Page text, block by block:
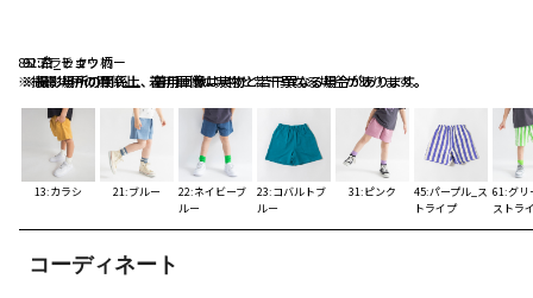
85:ブラック
※撮影場所の関係上、着用画像は実物と若干異なる場合があります。
91:白_チェッカー
※撮影場所の関係上、着用画像は実物と若干異なる場合があります。
92:茶_ヒョウ柄
※撮影場所の関係上、着用画像は実物と若干異なる場合があります。
13:カラシ 21:ブルー
22:ネイビーブ
ルー
23:コバルトブ
ルー
31:ピンク
45:パープル_ス
トライプ
61:グリ
ストラ
コーディネート